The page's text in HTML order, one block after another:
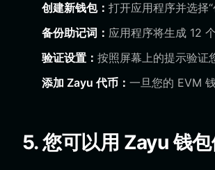
创建新钱包： 打开应用程序并选择
备份助记词： 应用程序将生成 12
验证设置： 按照屏幕上的提示验证
添加 Zayu 代币： 一旦您的 EVM
5. 您可以用 Zayu 钱包